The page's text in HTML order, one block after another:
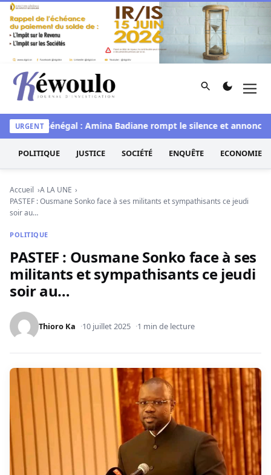
Aller au contenu
Kéwoulo, le premier site d'information et d'investigation
Rechercher
URGENT
Miss Sénégal : Amina Badiane rompt le silence et annonce
POLITIQUE JUSTICE SOCIÉTÉ ENQUÊTE ECONOMIE
Accueil
A LA UNE
PASTEF : Ousmane Sonko face à ses militants et sympathisants ce jeudi
soir au…
POLITIQUE
PASTEF : Ousmane Sonko face à ses
militants et sympathisants ce jeudi
soir au…
Thioro Ka 10 juillet 2025 1 min de lecture